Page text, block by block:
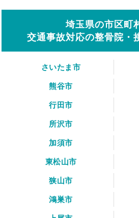
埼玉県の市区町
交通事故対応の整骨院・
さいたま市
熊谷市
行田市
所沢市
加須市
東松山市
狭山市
鴻巣市